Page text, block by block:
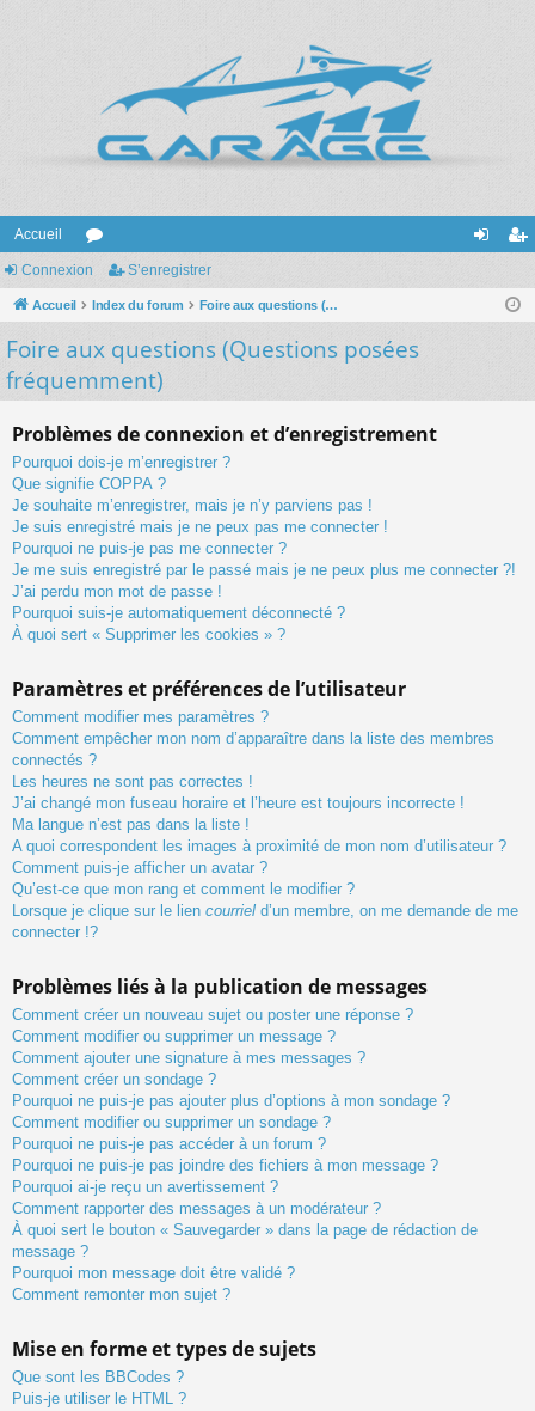
Accueil
or
u
m
s
nr
Connexion S’enregistrer
Accueil Index du forum Foire aux questions (Questions posées fréquemment)
Foire aux questions (Questions posées
fréquemment)
Problèmes de connexion et d’enregistrement
Pourquoi dois-je m’enregistrer ?
Que signifie COPPA ?
Je souhaite m’enregistrer, mais je n’y parviens pas !
Je suis enregistré mais je ne peux pas me connecter !
Pourquoi ne puis-je pas me connecter ?
Je me suis enregistré par le passé mais je ne peux plus me connecter ?!
J’ai perdu mon mot de passe !
Pourquoi suis-je automatiquement déconnecté ?
À quoi sert « Supprimer les cookies » ?
Paramètres et préférences de l’utilisateur
Comment modifier mes paramètres ?
Comment empêcher mon nom d’apparaître dans la liste des membres
connectés ?
Les heures ne sont pas correctes !
J’ai changé mon fuseau horaire et l’heure est toujours incorrecte !
Ma langue n’est pas dans la liste !
A quoi correspondent les images à proximité de mon nom d’utilisateur ?
Comment puis-je afficher un avatar ?
Qu’est-ce que mon rang et comment le modifier ?
Lorsque je clique sur le lien courriel d’un membre, on me demande de me
connecter !?
Problèmes liés à la publication de messages
Comment créer un nouveau sujet ou poster une réponse ?
Comment modifier ou supprimer un message ?
Comment ajouter une signature à mes messages ?
Comment créer un sondage ?
Pourquoi ne puis-je pas ajouter plus d’options à mon sondage ?
Comment modifier ou supprimer un sondage ?
Pourquoi ne puis-je pas accéder à un forum ?
Pourquoi ne puis-je pas joindre des fichiers à mon message ?
Pourquoi ai-je reçu un avertissement ?
Comment rapporter des messages à un modérateur ?
À quoi sert le bouton « Sauvegarder » dans la page de rédaction de
message ?
Pourquoi mon message doit être validé ?
Comment remonter mon sujet ?
Mise en forme et types de sujets
Que sont les BBCodes ?
Puis-je utiliser le HTML ?